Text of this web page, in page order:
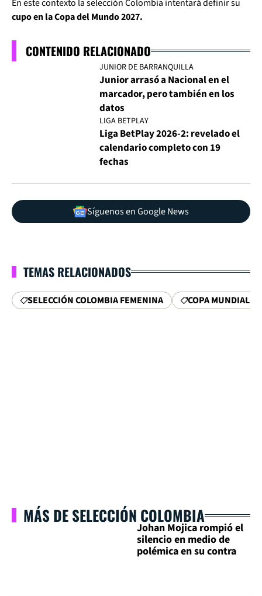
En este contexto la selección Colombia intentará definir su
cupo en la Copa del Mundo 2027.
CONTENIDO RELACIONADO
JUNIOR DE BARRANQUILLA
Junior arrasó a Nacional en el
marcador, pero también en los
datos
LIGA BETPLAY
Liga BetPlay 2026-2: revelado el
calendario completo con 19
fechas
Síguenos en Google News
TEMAS RELACIONADOS
SELECCIÓN COLOMBIA FEMENINA COPA MUNDIAL
MÁS DE SELECCIÓN COLOMBIA
Johan Mojica rompió el
silencio en medio de
polémica en su contra